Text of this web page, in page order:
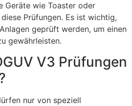
Geräte wie Toaster oder
Prüfungen. Es ist wichtig,
geprüft werden, um einen
gewährleisten.
V3 Prüfungen
nur von speziell